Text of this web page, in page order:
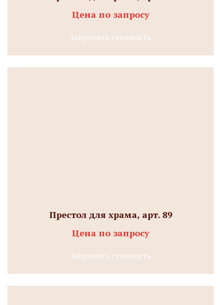
Цена по запросу
Запросить стоимость
Престол для храма, арт. 89
Цена по запросу
Запросить стоимость